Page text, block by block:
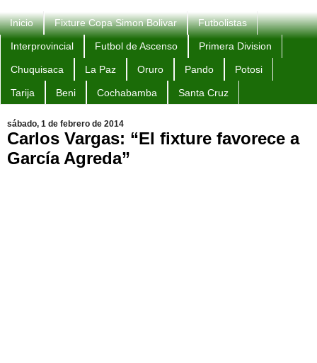
Inicio Fixture Copa Simon Bolivar Futbolistas
Interprovincial Futbol de Ascenso Primera Division
Chuquisaca La Paz Oruro Pando Potosi
Tarija Beni Cochabamba Santa Cruz
sábado, 1 de febrero de 2014
Carlos Vargas: “El fixture favorece a
García Agreda”